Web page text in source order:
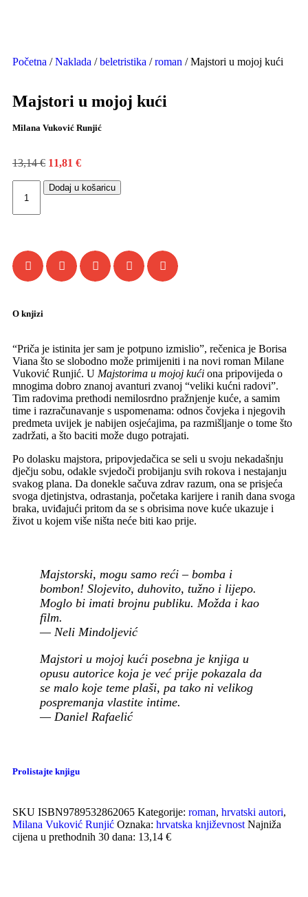
Početna /Naklada /beletristika /roman / Majstori u mojoj kući
Majstori u mojoj kući
Milana Vuković Runjić
13,14€ 11,81 €
Dodaj u košaricu
O knjizi
“Priča je istinita jer sam je potpuno izmislio”, rečenica je Borisa
Viana što se slobodno može primijeniti i na novi roman Milane
Vuković Runjić. U Majstorima u mojoj kući ona pripovijeda o
mnogima dobro znanoj avanturi zvanoj “veliki kućni radovi”.
Tim radovima prethodi nemilosrdno pražnjenje kuće, a samim
time i razračunavanje s uspomenama: odnos čovjeka i njegovih
predmeta uvijek je nabijen osjećajima, pa razmišljanje o tome što
zadržati, a što baciti može dugo potrajati.
Po dolasku majstora, pripovjedačica se seli u svoju nekadašnju
dječju sobu, odakle svjedoči probijanju svih rokova i nestajanju
svakog plana. Da donekle sačuva zdrav razum, ona se prisjeća
svoga djetinjstva, odrastanja, početaka karijere i ranih dana svoga
braka, uviđajući pritom da se s obrisima nove kuće ukazuje i
život u kojem više ništa neće biti kao prije.
Majstorski, mogu samo reći – bomba i
bombon! Slojevito, duhovito, tužno i lijepo.
Moglo bi imati brojnu publiku. Možda i kao
film.
— Neli Mindoljević
Majstori u mojoj kući posebna je knjiga u
opusu autorice koja je već prije pokazala da
se malo koje teme plaši, pa tako ni velikog
pospremanja vlastite intime.
— Daniel Rafaelić
Prolistajte knjigu
SKU ISBN9789532862065 Kategorije: roman, hrvatski autori,
Milana Vuković Runjić Oznaka: hrvatska književnost Najniža
cijena u prethodnih 30 dana: 13,14 €